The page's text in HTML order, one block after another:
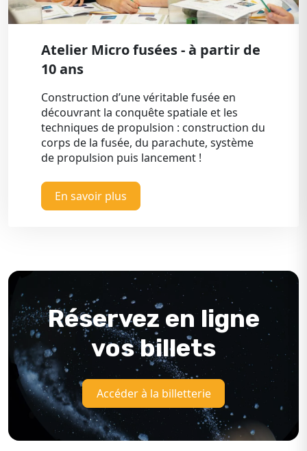
Atelier Micro fusées - à partir de
10 ans
Construction d’une véritable fusée en
découvrant la conquête spatiale et les
techniques de propulsion : construction du
corps de la fusée, du parachute, système
de propulsion puis lancement !
En savoir plus
Réservez en ligne
vos billets
Accéder à la billetterie